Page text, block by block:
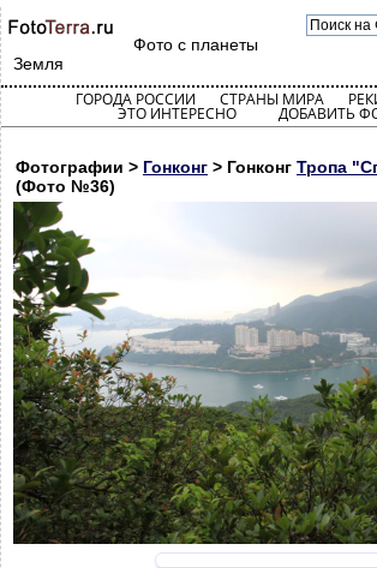
Фото с планеты
Земля
ГОРОДА РОССИИ СТРАНЫ МИРА
ЭТО ИНТЕРЕСНО ДОБАВИТЬ
Фотографии > Гонконг > Гонконг Тропа
(Фото №36)